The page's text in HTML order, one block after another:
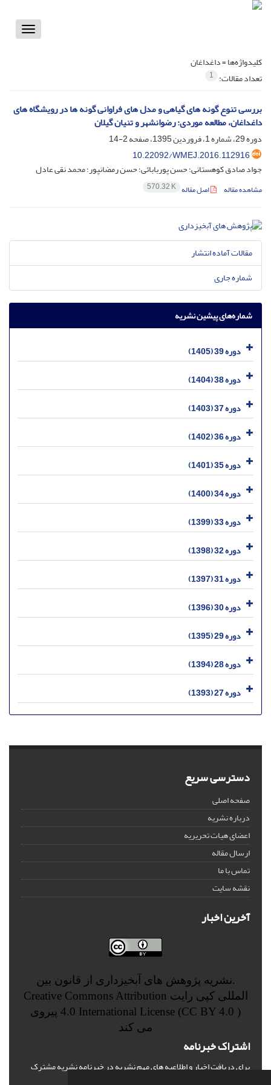
Toggle
کلیدواژه‌ها =داغداغان
تعداد مقالات: 1
بررسی تنوع گونه های گیاهی و مدل های فراوانی گونه ها در رویشگاه های
داغداغان، مطالعه موردی: رضوانشهر و تنیان گیلان
دوره 29، شماره 1، فروردین 1395، صفحه
2-14
10.22092/WMEJ.2016.112916
جواد صادق کوهستانی؛ حسن پوربابائی؛ حسن رمضانپور؛ محمد نقی عادل
مشاهده مقاله اصل مقاله 570.32 K
مقالات آماده انتشار
شماره جاری
شماره‌های پیشین نشریه
دوره 39 (1405)
دوره 38 (1404)
دوره 37 (1403)
دوره 36 (1402)
دوره 35 (1401)
دوره 34 (1400)
دوره 33 (1399)
دوره 32 (1398)
دوره 31 (1397)
دوره 30 (1396)
دوره 29 (1395)
دوره 28 (1394)
دوره 27 (1393)
دسترسی سریع
صفحه اصلی
درباره نشریه
اعضای هیات تحریریه
ارسال مقاله
تماس با ما
نقشه سایت
آخرین اخبار
.نشریه پژوهش های آبخیزداری از قانون بین
المللی کپی رایت Creative Commons Attribution
4.0 International License (CC BY 4.0 ) پیروی
می کند
اشتراک خبرنامه
برای دریافت اخبار و اطلاعیه های مهم نشریه در خبرنامه نشریه مشترک